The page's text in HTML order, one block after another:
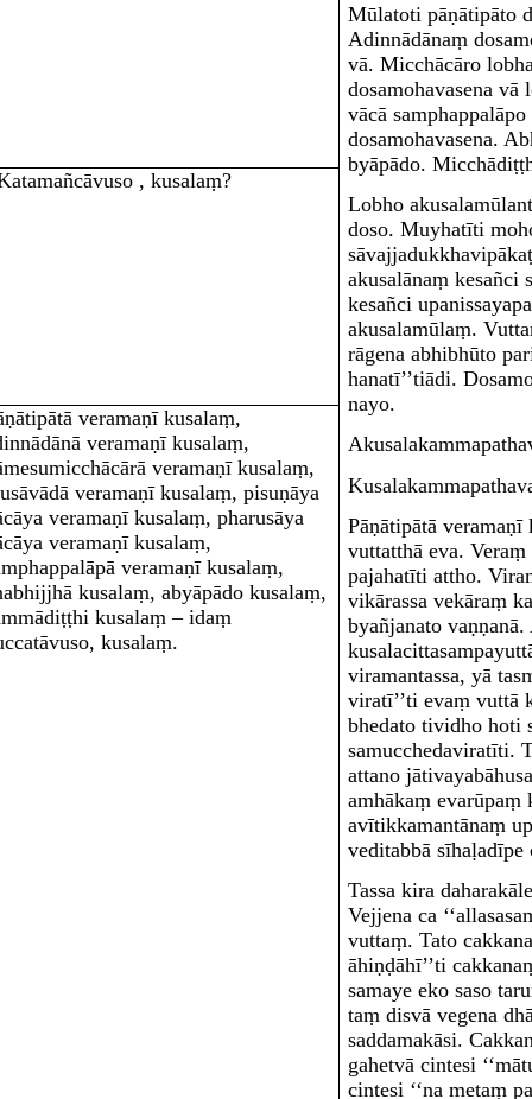
Mūlatoti pāṇātipāto
Adinnādānaṃ
vā. Micchācāro
dosamohavasena vā
vācā
dosamohavasena.
byāpādo.
Lobho akusalamūla
doso. Muyhatīti
akusalānaṃ kesañci
kesañci
akusalamūlaṃ.
rāgena abhibhūto
hanatī’’tiādi.
nayo.
Pāṇātipātā veramaṇī
vuttatthā eva.
pajahatīti attho.
vikārassa vekāraṃ
byañjanato
viramantassa, yā
viratī’’ti evaṃ vuttā
bhedato tividho hoti
samucchedaviratīti.
attano
amhākaṃ evarūpaṃ
avītikkamantānaṃ
veditabbā sīhaḷadīpe
Tassa kira
Vejjena ca
vuttaṃ. Tato
āhiṇḍāhī’’ti
samaye eko saso
taṃ disvā vegena
saddamakāsi.
gahetvā cintesi
cintesi ‘‘na metaṃ
, kusalaṃ?
veramaṇī kusalaṃ,
veramaṇī kusalaṃ,
veramaṇī kusalaṃ,
veramaṇī kusalaṃ, pisuṇāya
veramaṇī kusalaṃ, pharusāya
veramaṇī kusalaṃ,
veramaṇī kusalaṃ,
kusalaṃ, abyāpādo kusalaṃ,
kusalaṃ – idaṃ
kusalaṃ.